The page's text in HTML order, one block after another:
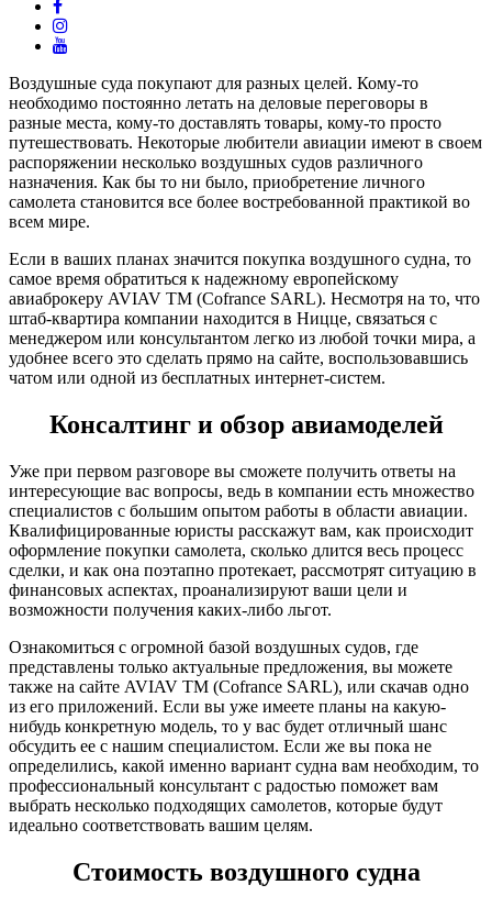
Воздушные суда покупают для разных целей. Кому-то
необходимо постоянно летать на деловые переговоры в
разные места, кому-то доставлять товары, кому-то просто
путешествовать. Некоторые любители авиации имеют в своем
распоряжении несколько воздушных судов различного
назначения. Как бы то ни было, приобретение личного
самолета становится все более востребованной практикой во
всем мире.
Если в ваших планах значится покупка воздушного судна, то
самое время обратиться к надежному европейскому
авиаброкеру AVIAV TM (Cofrance SARL). Несмотря на то, что
штаб-квартира компании находится в Ницце, связаться с
менеджером или консультантом легко из любой точки мира, а
удобнее всего это сделать прямо на сайте, воспользовавшись
чатом или одной из бесплатных интернет-систем.
Консалтинг и обзор авиамоделей
Уже при первом разговоре вы сможете получить ответы на
интересующие вас вопросы, ведь в компании есть множество
специалистов с большим опытом работы в области авиации.
Квалифицированные юристы расскажут вам, как происходит
оформление покупки самолета, сколько длится весь процесс
сделки, и как она поэтапно протекает, рассмотрят ситуацию в
финансовых аспектах, проанализируют ваши цели и
возможности получения каких-либо льгот.
Ознакомиться с огромной базой воздушных судов, где
представлены только актуальные предложения, вы можете
также на сайте AVIAV TM (Cofrance SARL), или скачав одно
из его приложений. Если вы уже имеете планы на какую-
нибудь конкретную модель, то у вас будет отличный шанс
обсудить ее с нашим специалистом. Если же вы пока не
определились, какой именно вариант судна вам необходим, то
профессиональный консультант с радостью поможет вам
выбрать несколько подходящих самолетов, которые будут
идеально соответствовать вашим целям.
Стоимость воздушного судна